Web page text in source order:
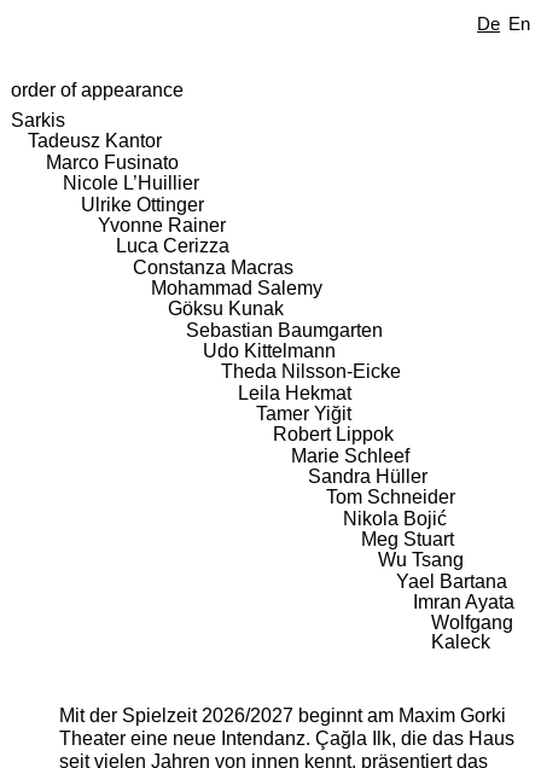
De En
order of appearance
Sarkis
Tadeusz Kantor
Marco Fusinato
Nicole L’Huillier
Ulrike Ottinger
Yvonne Rainer
Luca Cerizza
Constanza Macras
Mohammad Salemy
Göksu Kunak
Sebastian Baumgarten
Udo Kittelmann
Theda Nilsson-Eicke
Leila Hekmat
Tamer Yiğit
Robert Lippok
Marie Schleef
Sandra Hüller
Tom Schneider
Nikola Bojić
Meg Stuart
Wu Tsang
Yael Bartana
Imran Ayata
Wolfgang
Kaleck
Mit der Spielzeit 2026/2027 beginnt am Maxim Gorki
Theater eine neue Intendanz. Çağla Ilk, die das Haus
seit vielen Jahren von innen kennt, präsentiert das